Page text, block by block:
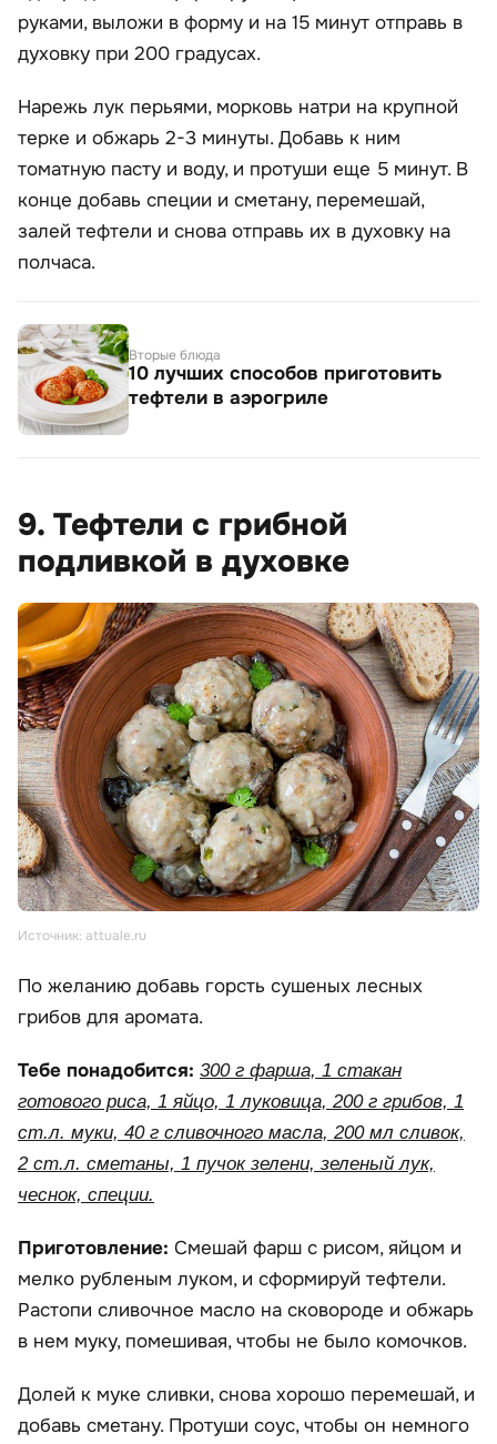
руками, выложи в форму и на 15 минут отправь в
духовку при 200 градусах.
Нарежь лук перьями, морковь натри на крупной
терке и обжарь 2-3 минуты. Добавь к ним
томатную пасту и воду, и протуши еще 5 минут. В
конце добавь специи и сметану, перемешай,
залей тефтели и снова отправь их в духовку на
полчаса.
Вторые блюда
10 лучших способов приготовить
тефтели в аэрогриле
9. Тефтели с грибной
подливкой в духовке
Источник: attuale.ru
По желанию добавь горсть сушеных лесных
грибов для аромата.
Тебе понадобится: 300 г фарша, 1 стакан
готового риса, 1 яйцо, 1 луковица, 200 г грибов, 1
ст.л. муки, 40 г сливочного масла, 200 мл сливок,
2 ст.л. сметаны, 1 пучок зелени, зеленый лук,
чеснок, специи.
Приготовление: Смешай фарш с рисом, яйцом и
мелко рубленым луком, и сформируй тефтели.
Растопи сливочное масло на сковороде и обжарь
в нем муку, помешивая, чтобы не было комочков.
Долей к муке сливки, снова хорошо перемешай, и
добавь сметану. Протуши соус, чтобы он немного